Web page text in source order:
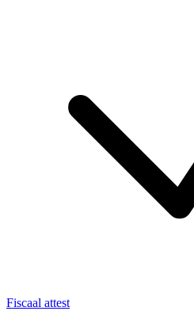
Fiscaal attest